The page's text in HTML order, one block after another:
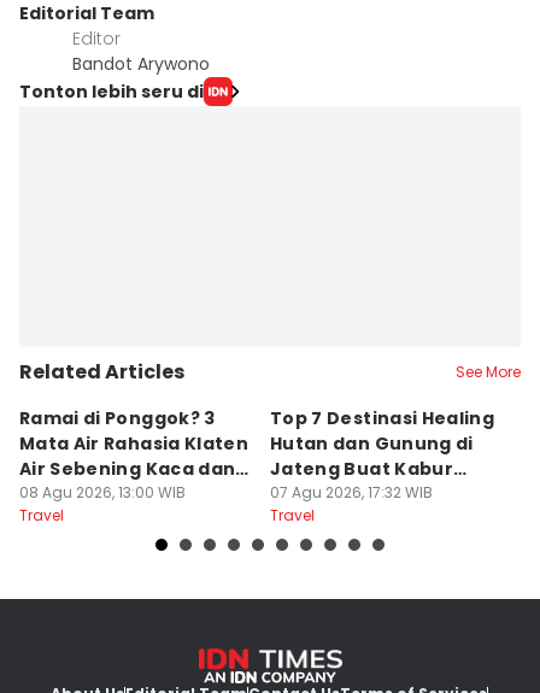
Editorial Team
Editor
Bandot Arywono
Tonton lebih seru di
Related Articles See More
Ramai di Ponggok? 3
Mata Air Rahasia Klaten
Air Sebening Kaca dan
Masih Sepi
08 Agu 2026, 13:00 WIB
Travel
Top 7 Destinasi Healing
Hutan dan Gunung di
Jateng Buat Kabur
Sejenak, Under Rp200
Ribu
07 Agu 2026, 17:32 WIB
Travel